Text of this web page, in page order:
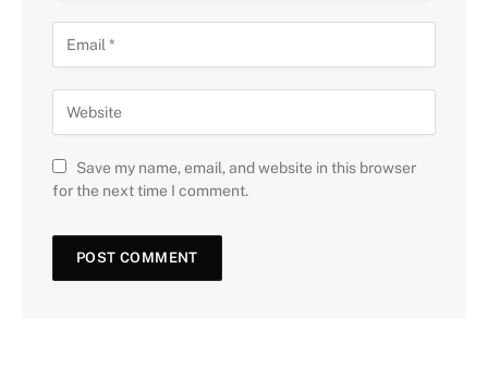
Save my name, email, and website in this browser
for the next time I comment.